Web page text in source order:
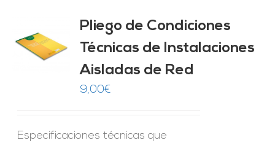
Pliego de Condiciones
Técnicas de Instalaciones
Aisladas de Red
9,00€
Especificaciones técnicas que